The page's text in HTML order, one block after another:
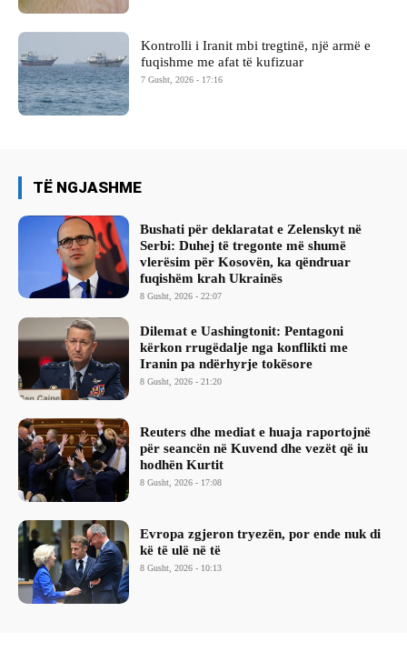
Kontrolli i Iranit mbi tregtinë, një armë e
fuqishme me afat të kufizuar
7 Gusht, 2026 - 17:16
TË NGJASHME
Bushati për deklaratat e Zelenskyt në
Serbi: Duhej të tregonte më shumë
vlerësim për Kosovën, ka qëndruar
fuqishëm krah Ukrainës
8 Gusht, 2026 - 22:07
Dilemat e Uashingtonit: Pentagoni
kërkon rrugëdalje nga konflikti me
Iranin pa ndërhyrje tokësore
8 Gusht, 2026 - 21:20
Reuters dhe mediat e huaja raportojnë
për seancën në Kuvend dhe vezët që iu
hodhën Kurtit
8 Gusht, 2026 - 17:08
Evropa zgjeron tryezën, por ende nuk di
kë të ulë në të
8 Gusht, 2026 - 10:13